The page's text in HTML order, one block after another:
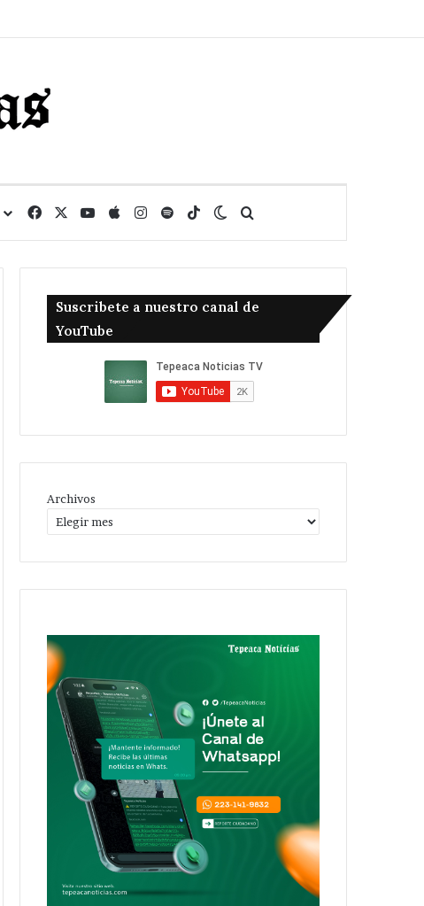
FacebookYouTube
AppleInstagram
SpotifyTikTokSwitch skin
Suscribete a nuestro canal de
YouTube
Archivos